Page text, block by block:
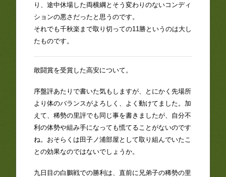
り、途中休場した両横綱とそう変わりのないコンディ
ションの悪さだったと思うのです。
それでも千秋楽まで取り切っての11勝というのは大し
たものです。
敢闘賞を受賞した高安について。
序盤評あたりで書いた気もしますが、とにかく先場所
より体のバランスがよろしく、よく動けてました。加
えて、稀勢の里評でも同じ事を書きましたが、自分不
利の体勢や組み手になっても慌てることがないのです
ね。おそらくは田子ノ浦部屋として取り組んでいたこ
との効果なのではないでしょうか。
九日目の白鵬戦での勝利は、直前に兄弟子の稀勢の里